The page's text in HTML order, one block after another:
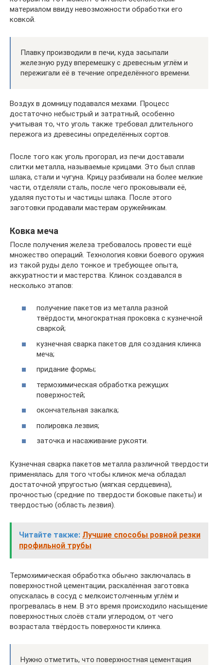
материалом ввиду невозможности обработки его
ковкой.
Плавку производили в печи, куда засыпали
железную руду вперемешку с древесным углём и
пережигали её в течение определённого времени.
Воздух в домницу подавался мехами. Процесс
достаточно небыстрый и затратный, особенно
учитывая то, что уголь также требовал длительного
пережога из древесины определённых сортов.
После того как уголь прогорал, из печи доставали
слитки металла, называемые крицами. Это был сплав
шлака, стали и чугуна. Крицу разбивали на более мелкие
части, отделяли сталь, после чего проковывали её,
удаляя пустоты и частицы шлака. После этого
заготовки продавали мастерам оружейникам.
Ковка меча
После получения железа требовалось провести ещё
множество операций. Технология ковки боевого оружия
из такой руды дело тонкое и требующее опыта,
аккуратности и мастерства. Клинок создавался в
несколько этапов:
получение пакетов из металла разной
твёрдости, многократная проковка с кузнечной
сваркой;
кузнечная сварка пакетов для создания клинка
меча;
придание формы;
термохимическая обработка режущих
поверхностей;
окончательная закалка;
полировка лезвия;
заточка и насаживание рукояти.
Кузнечная сварка пакетов металла различной твердости
применялась для того чтобы клинок меча обладал
достаточной упругостью (мягкая сердцевина),
прочностью (средние по твердости боковые пакеты) и
твердостью (область лезвия).
Читайте также: Лучшие способы ровной резки
профильной трубы
Термохимическая обработка обычно заключалась в
поверхностной цементации, раскалённая заготовка
опускалась в сосуд с мелкоистолченным углём и
прогревалась в нем. В это время происходило насыщение
поверхностных слоёв стали углеродом, от чего
возрастала твёрдость поверхности клинка.
Нужно отметить, что поверхностная цементация